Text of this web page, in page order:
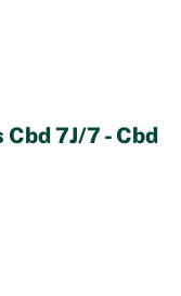
7J/7 - Cbd